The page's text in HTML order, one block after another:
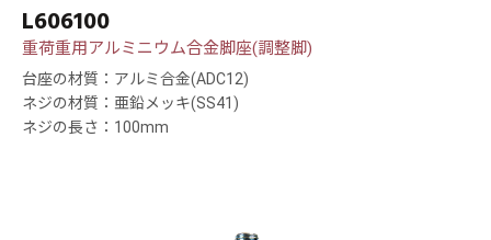
L606100
重荷重用アルミニウム合金脚座(調整脚)
台座の材質：アルミ合金(ADC12)
ネジの材質：亜鉛メッキ(SS41)
ネジの長さ：100mm